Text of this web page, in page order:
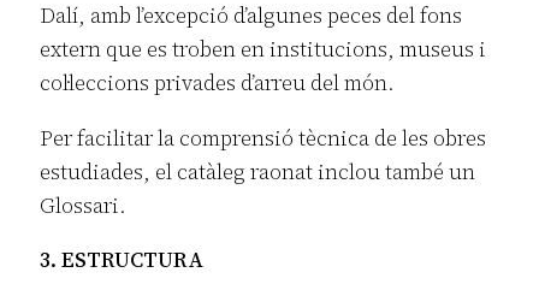
Dalí, amb l’excepció d’algunes peces del fons
extern que es troben en institucions, museus i
col·leccions privades d’arreu del món.
Per facilitar la comprensió tècnica de les obres
estudiades, el catàleg raonat inclou també un
Glossari.
3. ESTRUCTURA